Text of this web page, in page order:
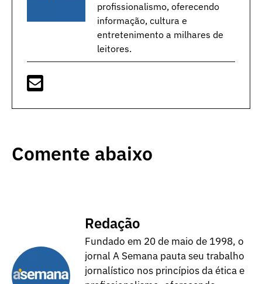
profissionalismo, oferecendo
informação, cultura e
entretenimento a milhares de
leitores.
Comente abaixo
Redação
Fundado em 20 de maio de 1998, o
jornal A Semana pauta seu trabalho
jornalístico nos princípios da ética e